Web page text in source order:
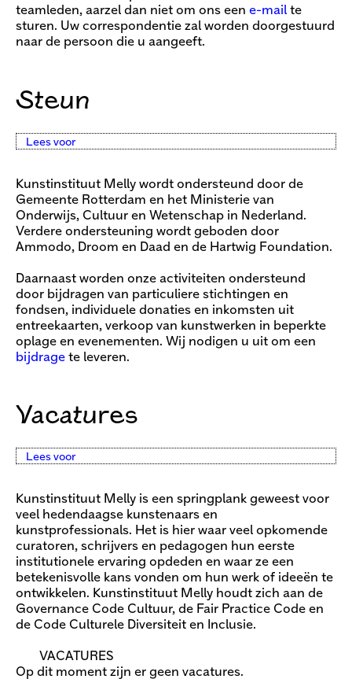
teamleden, aarzel dan niet om ons een e-mail te
sturen. Uw correspondentie zal worden doorgestuurd
naar de persoon die u aangeeft.
Steun
Lees voor
Kunstinstituut Melly wordt ondersteund door de
Gemeente Rotterdam en het Ministerie van
Onderwijs, Cultuur en Wetenschap in Nederland.
Verdere ondersteuning wordt geboden door
Ammodo, Droom en Daad en de Hartwig Foundation.
Daarnaast worden onze activiteiten ondersteund
door bijdragen van particuliere stichtingen en
fondsen, individuele donaties en inkomsten uit
entreekaarten, verkoop van kunstwerken in beperkte
oplage en evenementen. Wij nodigen u uit om een
bijdrage te leveren.
Vacatures
Lees voor
Kunstinstituut Melly is een springplank geweest voor
veel hedendaagse kunstenaars en
kunstprofessionals. Het is hier waar veel opkomende
curatoren, schrijvers en pedagogen hun eerste
institutionele ervaring opdeden en waar ze een
betekenisvolle kans vonden om hun werk of ideeën te
ontwikkelen. Kunstinstituut Melly houdt zich aan de
Governance Code Cultuur, de Fair Practice Code en
de Code Culturele Diversiteit en Inclusie.
VACATURES
Op dit moment zijn er geen vacatures.